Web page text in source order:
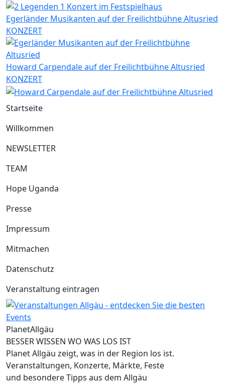
Egerländer Musikanten auf der Freilichtbühne Altusried
KONZERT
Howard Carpendale auf der Freilichtbühne Altusried
KONZERT
Startseite
Willkommen
NEWSLETTER
TEAM
Hope Uganda
Presse
Impressum
Mitmachen
Datenschutz
Veranstaltung eintragen
PlanetAllgäu
BESSER WISSEN WO WAS LOS IST
Planet Allgäu zeigt, was in der Region los ist.
Veranstaltungen, Konzerte, Märkte, Feste
und besondere Tipps aus dem Allgäu